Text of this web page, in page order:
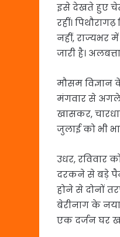
इसे देखते हुए
रहीं।
नहीं, राज्यभर
जारी है।
मौसम विज्ञान
मंगवार से अगले
खासकर,
जुलाई को भी
उधर, रविवार
दरकने से बड़े
होने से दोनों
बेरीनाग के
एक दर्जन घर